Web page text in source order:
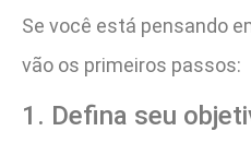
Se você está pensando
vão os primeiros passos:
1. Defina seu